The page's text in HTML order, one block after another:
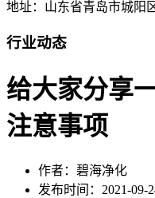
地址：山东省青岛市城阳
行业动态
给大家分享
注意事项
作者：碧海净化
发布时间：2021-09-